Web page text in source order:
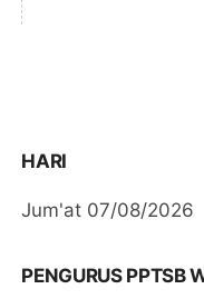
HARI
Jum'at 07/08/2026
PENGURUS PPTSB